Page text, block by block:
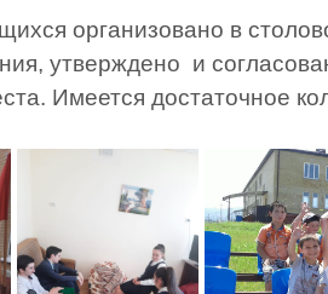
организовано в
утверждено и
Имеется достаточное